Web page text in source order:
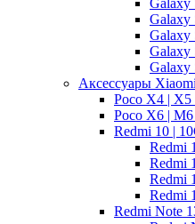
Galaxy
Galaxy
Galaxy
Galaxy
Аксессуары Xiaomi
Poco X4 | X5
Poco X6 |
Redmi 10 |
Redmi
Redmi
Redmi
Redmi
Redmi Note